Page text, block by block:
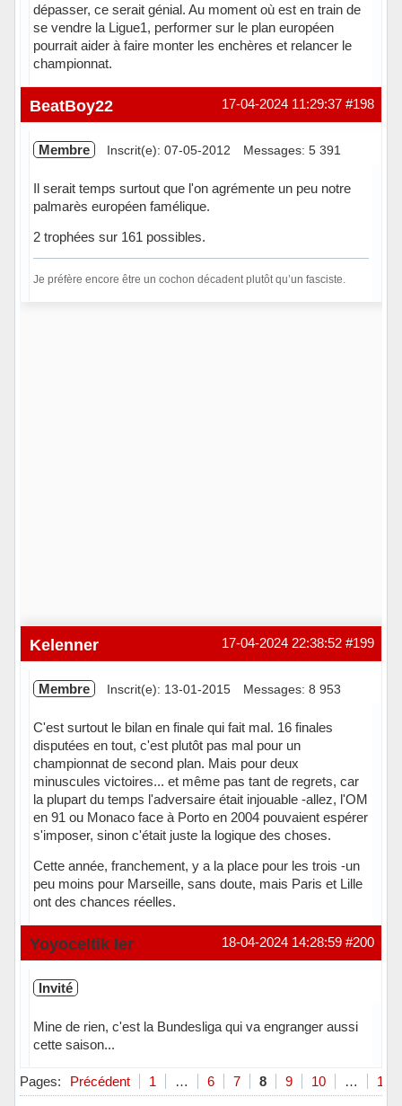
dépasser, ce serait génial. Au moment où est en train de
se vendre la Ligue1, performer sur le plan européen
pourrait aider à faire monter les enchères et relancer le
championnat.
Hors ligne #198
17-04-2024 11:29:37
BeatBoy22
Membre Inscrit(e): 07-05-2012 Messages: 5 391
Il serait temps surtout que l'on agrémente un peu notre
palmarès européen famélique.
2 trophées sur 161 possibles.
Je préfère encore être un cochon décadent plutôt qu’un fasciste.
#199
17-04-2024 22:38:52
Kelenner
Membre Inscrit(e): 13-01-2015 Messages: 8 953
C'est surtout le bilan en finale qui fait mal. 16 finales
disputées en tout, c'est plutôt pas mal pour un
championnat de second plan. Mais pour deux
minuscules victoires... et même pas tant de regrets, car
la plupart du temps l'adversaire était injouable -allez, l'OM
en 91 ou Monaco face à Porto en 2004 pouvaient espérer
s'imposer, sinon c'était juste la logique des choses.
Cette année, franchement, y a la place pour les trois -un
peu moins pour Marseille, sans doute, mais Paris et Lille
ont des chances réelles.
Hors ligne #200
18-04-2024 14:28:59
Yoyoceltik Ier
Invité
Mine de rien, c'est la Bundesliga qui va engranger aussi
cette saison...
Pages: Précédent 1 … 6 7 8 9 10 … 13